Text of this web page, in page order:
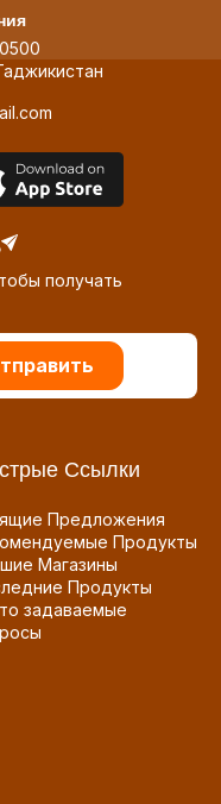
получать
Ссылки
Предложения
Продукты
Магазины
Продукты
задаваемые